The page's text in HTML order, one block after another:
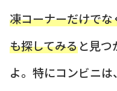
凍コーナーだけで
も探してみると見
よ。特にコンビニ